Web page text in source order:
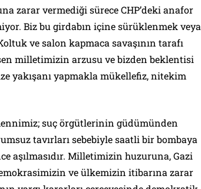
zarar vermediği sürece CHP’deki anafor
Biz bu girdabın içine sürüklenmek veya
ve salon kapmaca savaşının tarafı
milletimizin arzusu ve bizden beklentisi
yakışanı yapmakla mükellefiz, nitekim
suç örgütlerinin güdümünden
tavırları sebebiyle saatli bir bombaya
aşılmasıdır. Milletimizin huzuruna, Gazi
ve ülkemizin itibarına zarar